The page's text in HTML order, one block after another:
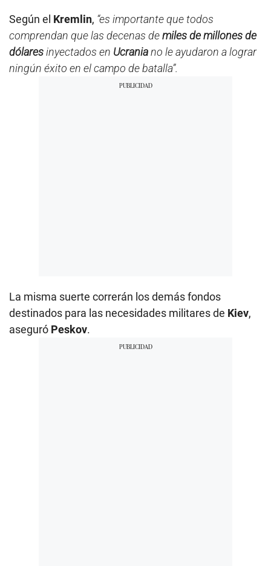
Según el Kremlin, “es importante que todos
comprendan que las decenas demiles de millones de
dólaresinyectados en Ucraniano le ayudaron a lograr
ningún éxito en el campo de batalla”.
La misma suerte correrán los demás fondos
destinados para las necesidades militares de Kiev,
aseguró Peskov.